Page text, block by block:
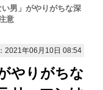
い男」がやりがちな深
意
2021年06月10日 08:54
やりがちな